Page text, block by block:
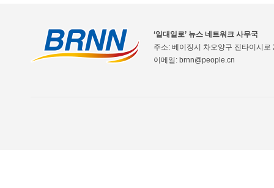
‘일대일로’ 뉴스 네트워크 사무국
주소: 베이징시 차오양구 진타이시
이메일: brnn@people.cn